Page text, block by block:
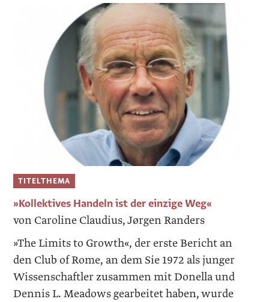
TITELTHEMA
»Kollektives ­Handeln ist der ­einzige Weg«
von Caroline Claudius, Jørgen Randers
»The Limits to Growth«, der erste Bericht an
den Club of Rome, an dem Sie 1972 als junger
Wissenschaftler zusammen mit Donella und
Dennis L. Meadows gearbeitet haben, wurde